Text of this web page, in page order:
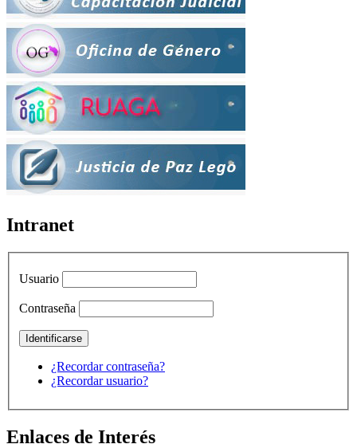
Intranet
Usuario
Contraseña
¿Recordar contraseña?
¿Recordar usuario?
Enlaces de Interés